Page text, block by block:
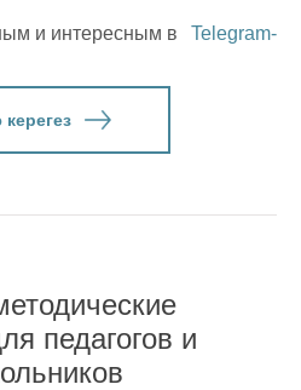
и интересным в
Telegram-
педагогов и